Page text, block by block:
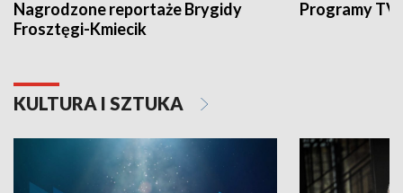
Nagrodzone reportaże Brygidy
Frosztęgi-Kmiecik
Programy
KULTURA I SZTUKA